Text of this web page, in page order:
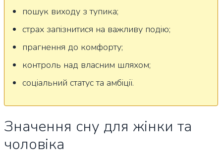
пошук виходу з тупика;
страх запізнитися на важливу подію;
прагнення до комфорту;
контроль над власним шляхом;
соціальний статус та амбіції.
Значення сну для жінки та
чоловіка